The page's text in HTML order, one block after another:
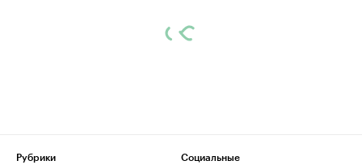
Рубрики
Социальные